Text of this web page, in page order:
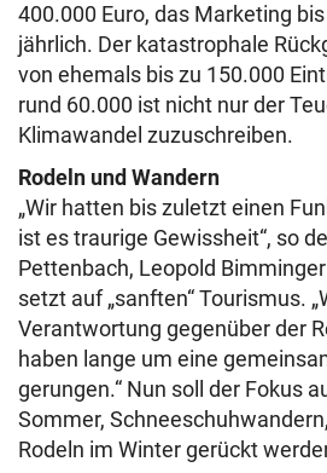
400.000 Euro, das Marketing
jährlich. Der katastrophale
von ehemals bis zu 150.000
rund 60.000 ist nicht nur der
Klimawandel zuzuschreiben.
Rodeln und Wandern
„Wir hatten bis zuletzt einen
ist es traurige Gewissheit“, so
Pettenbach, Leopold
setzt auf „sanften“ Tourismus.
Verantwortung gegenüber der
haben lange um eine
gerungen.“ Nun soll der Fokus
Sommer,
Rodeln im Winter gerückt